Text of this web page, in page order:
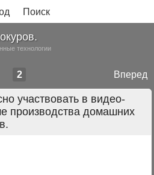
Поиск
технологии
Вперед
2
участвовать в видео-
производства домашних